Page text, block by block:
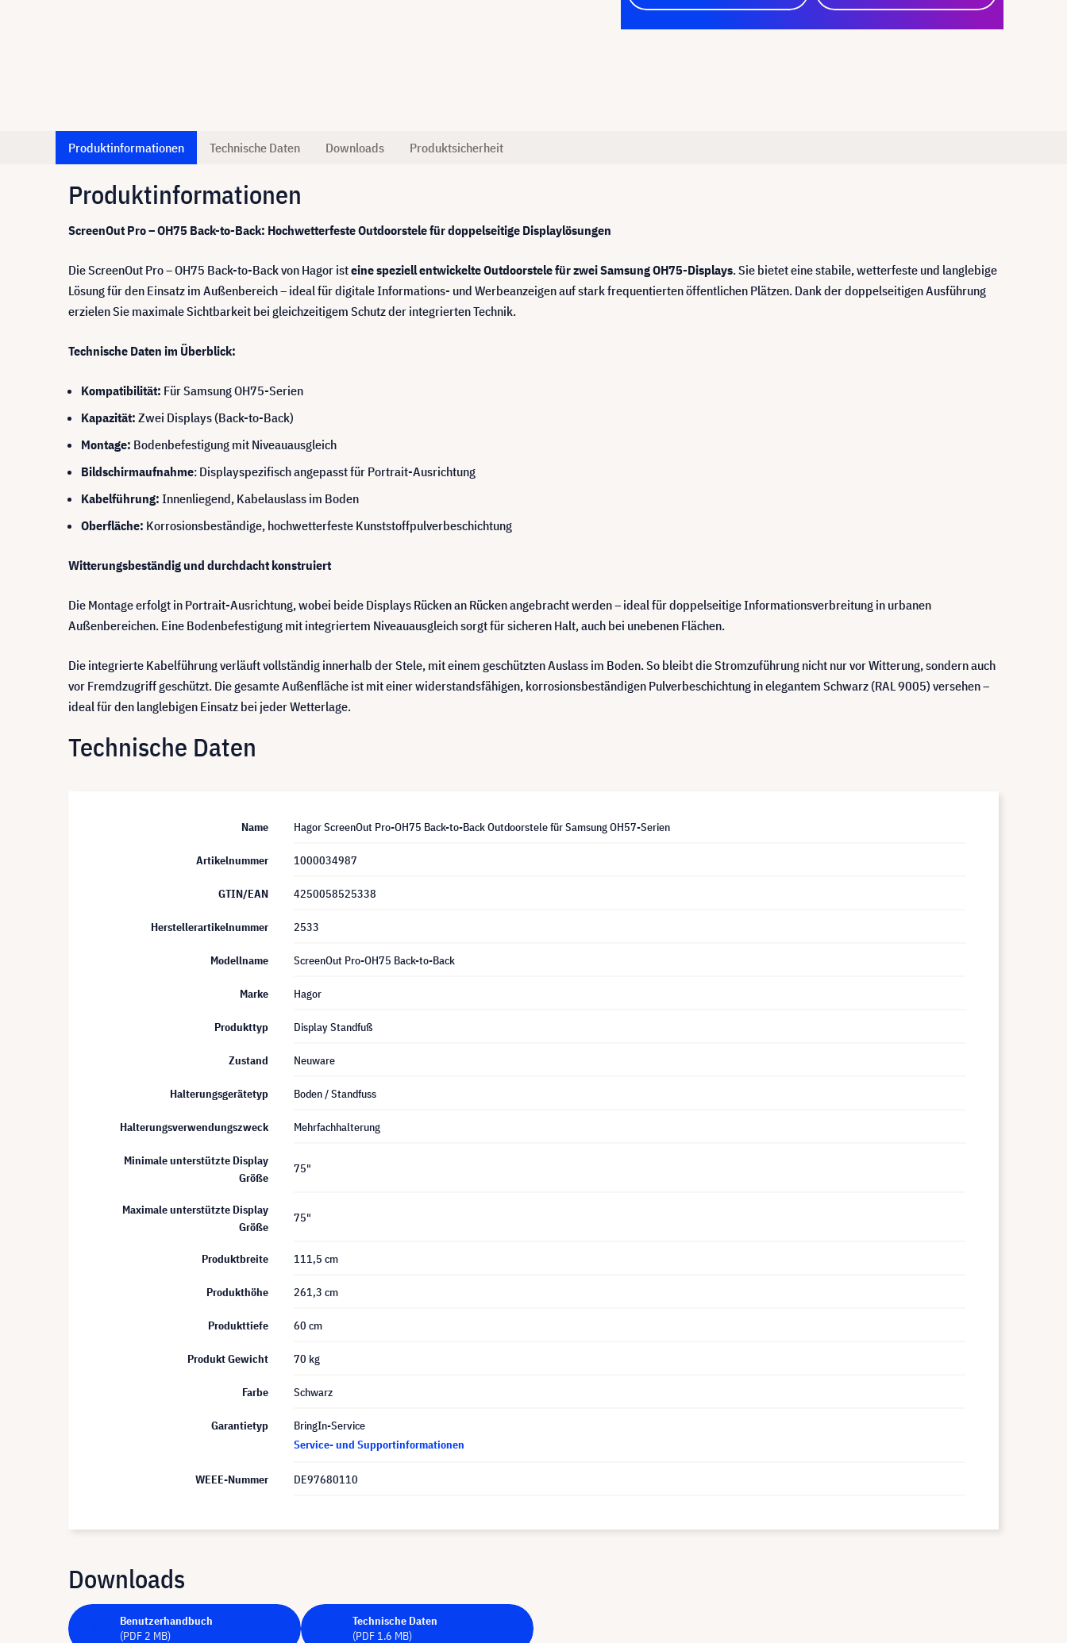
Produktinformationen Technische Daten Downloads Produktsicherheit
Produktinformationen
ScreenOut Pro – OH75 Back-to-Back: Hochwetterfeste Outdoorstele für doppelseitige Displaylösungen
Die ScreenOut Pro – OH75 Back-to-Back von Hagor isteine speziell entwickelte Outdoorstele für zwei Samsung OH75-Displays. Sie bietet eine stabile, wetterfeste und langlebige
Lösung für den Einsatz im Außenbereich – ideal für digitale Informations- und Werbeanzeigen auf stark frequentierten öffentlichen Plätzen. Dank der doppelseitigen Ausführung
erzielen Sie maximale Sichtbarkeit bei gleichzeitigem Schutz der integrierten Technik.
Technische Daten im Überblick:
Kompatibilität: Für Samsung OH75-Serien
Kapazität: Zwei Displays (Back-to-Back)
Montage: Bodenbefestigung mit Niveauausgleich
Bildschirmaufnahme: Displayspezifisch angepasst für Portrait-Ausrichtung
Kabelführung: Innenliegend, Kabelauslass im Boden
Oberfläche: Korrosionsbeständige, hochwetterfeste Kunststoffpulverbeschichtung
Witterungsbeständig und durchdacht konstruiert
Die Montage erfolgt in Portrait-Ausrichtung, wobei beide Displays Rücken an Rücken angebracht werden – ideal für doppelseitige Informationsverbreitung in urbanen
Außenbereichen. Eine Bodenbefestigung mit integriertem Niveauausgleich sorgt für sicheren Halt, auch bei unebenen Flächen.
Die integrierte Kabelführung verläuft vollständig innerhalb der Stele, mit einem geschützten Auslass im Boden. So bleibt die Stromzuführung nicht nur vor Witterung, sondern auch
vor Fremdzugriff geschützt. Die gesamte Außenfläche ist mit einer widerstandsfähigen, korrosionsbeständigen Pulverbeschichtung in elegantem Schwarz (RAL 9005) versehen –
ideal für den langlebigen Einsatz bei jeder Wetterlage.
Technische Daten
Name Hagor ScreenOut Pro-OH75 Back-to-Back Outdoorstele für Samsung OH57-Serien
Artikelnummer 1000034987
GTIN/EAN 4250058525338
Herstellerartikelnummer 2533
Modellname ScreenOut Pro-OH75 Back-to-Back
Marke Hagor
Produkttyp Display Standfuß
Zustand Neuware
Halterungsgerätetyp Boden / Standfuss
Halterungsverwendungszweck Mehrfachhalterung
Minimale unterstützte Display
Größe
75"
Maximale unterstützte Display
Größe
75"
Produktbreite 111,5 cm
Produkthöhe 261,3 cm
Produkttiefe 60 cm
Produkt Gewicht 70 kg
Farbe Schwarz
Garantietyp
BringIn-Service
Service- und Supportinformationen
WEEE-Nummer DE97680110
Downloads
Benutzerhandbuch
(PDF 2 MB)
Technische Daten
(PDF 1.6 MB)